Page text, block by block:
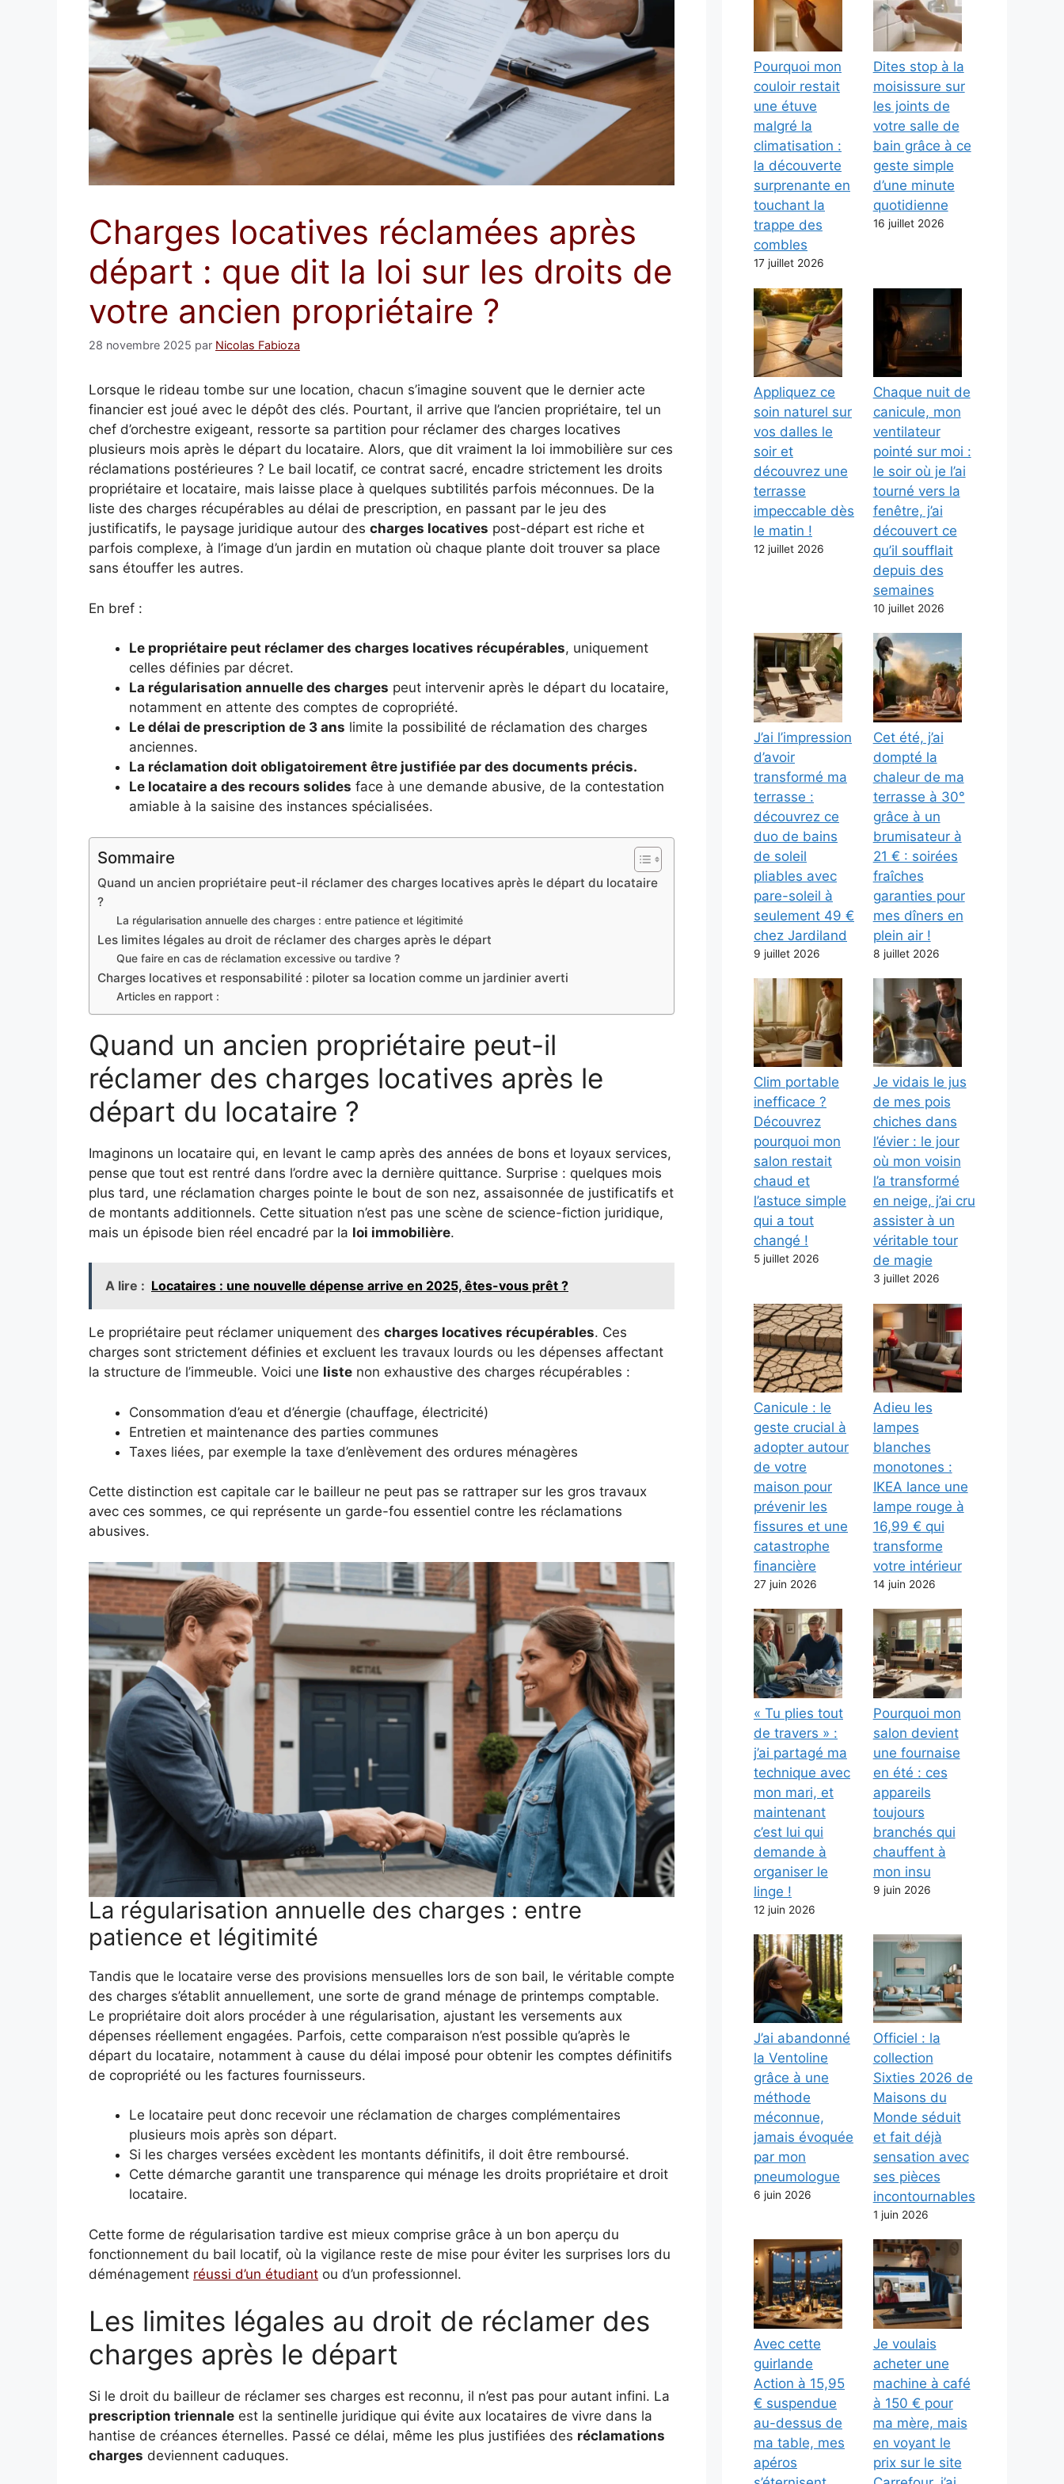
Charges locatives réclamées après
départ : que dit la loi sur les droits de
votre ancien propriétaire ?
28 novembre 2025 par Nicolas Fabioza
Lorsque le rideau tombe sur une location, chacun s’imagine souvent que le dernier acte
financier est joué avec le dépôt des clés. Pourtant, il arrive que l’ancien propriétaire, tel un
chef d’orchestre exigeant, ressorte sa partition pour réclamer des charges locatives
plusieurs mois après le départ du locataire. Alors, que dit vraiment la loi immobilière sur ces
réclamations postérieures ? Le bail locatif, ce contrat sacré, encadre strictement les droits
propriétaire et locataire, mais laisse place à quelques subtilités parfois méconnues. De la
liste des charges récupérables au délai de prescription, en passant par le jeu des
justificatifs, le paysage juridique autour des charges locatives post-départ est riche et
parfois complexe, à l’image d’un jardin en mutation où chaque plante doit trouver sa place
sans étouffer les autres.
En bref :
Le propriétaire peut réclamer des charges locatives récupérables, uniquement
celles définies par décret.
La régularisation annuelle des charges peut intervenir après le départ du locataire,
notamment en attente des comptes de copropriété.
Le délai de prescription de 3 ans limite la possibilité de réclamation des charges
anciennes.
La réclamation doit obligatoirement être justifiée par des documents précis.
Le locataire a des recours solides face à une demande abusive, de la contestation
amiable à la saisine des instances spécialisées.
Sommaire
Quand un ancien propriétaire peut-il réclamer des charges locatives après le départ du locataire
?
La régularisation annuelle des charges : entre patience et légitimité
Les limites légales au droit de réclamer des charges après le départ
Que faire en cas de réclamation excessive ou tardive ?
Charges locatives et responsabilité : piloter sa location comme un jardinier averti
Articles en rapport :
Quand un ancien propriétaire peut-il
réclamer des charges locatives après le
départ du locataire ?
Imaginons un locataire qui, en levant le camp après des années de bons et loyaux services,
pense que tout est rentré dans l’ordre avec la dernière quittance. Surprise : quelques mois
plus tard, une réclamation charges pointe le bout de son nez, assaisonnée de justificatifs et
de montants additionnels. Cette situation n’est pas une scène de science-fiction juridique,
mais un épisode bien réel encadré par la loi immobilière.
A lire : Locataires : une nouvelle dépense arrive en 2025, êtes-vous prêt ?
Le propriétaire peut réclamer uniquement des charges locatives récupérables. Ces
charges sont strictement définies et excluent les travaux lourds ou les dépenses affectant
la structure de l’immeuble. Voici une liste non exhaustive des charges récupérables :
Consommation d’eau et d’énergie (chauffage, électricité)
Entretien et maintenance des parties communes
Taxes liées, par exemple la taxe d’enlèvement des ordures ménagères
Cette distinction est capitale car le bailleur ne peut pas se rattraper sur les gros travaux
avec ces sommes, ce qui représente un garde-fou essentiel contre les réclamations
abusives.
La régularisation annuelle des charges : entre
patience et légitimité
Tandis que le locataire verse des provisions mensuelles lors de son bail, le véritable compte
des charges s’établit annuellement, une sorte de grand ménage de printemps comptable.
Le propriétaire doit alors procéder à une régularisation, ajustant les versements aux
dépenses réellement engagées. Parfois, cette comparaison n’est possible qu’après le
départ du locataire, notamment à cause du délai imposé pour obtenir les comptes définitifs
de copropriété ou les factures fournisseurs.
Le locataire peut donc recevoir une réclamation de charges complémentaires
plusieurs mois après son départ.
Si les charges versées excèdent les montants définitifs, il doit être remboursé.
Cette démarche garantit une transparence qui ménage les droits propriétaire et droit
locataire.
Cette forme de régularisation tardive est mieux comprise grâce à un bon aperçu du
fonctionnement du bail locatif, où la vigilance reste de mise pour éviter les surprises lors du
déménagement réussi d’un étudiant ou d’un professionnel.
Les limites légales au droit de réclamer des
charges après le départ
Si le droit du bailleur de réclamer ses charges est reconnu, il n’est pas pour autant infini. La
prescription triennale est la sentinelle juridique qui évite aux locataires de vivre dans la
hantise de créances éternelles. Passé ce délai, même les plus justifiées des réclamations
charges deviennent caduques.
Pourquoi mon
couloir restait
une étuve
malgré la
climatisation :
la découverte
surprenante en
touchant la
trappe des
combles
17 juillet 2026
Dites stop à la
moisissure sur
les joints de
votre salle de
bain grâce à ce
geste simple
d’une minute
quotidienne
16 juillet 2026
Appliquez ce
soin naturel sur
vos dalles le
soir et
découvrez une
terrasse
impeccable dès
le matin !
12 juillet 2026
Chaque nuit de
canicule, mon
ventilateur
pointé sur moi :
le soir où je l’ai
tourné vers la
fenêtre, j’ai
découvert ce
qu’il soufflait
depuis des
semaines
10 juillet 2026
J’ai l’impression
d’avoir
transformé ma
terrasse :
découvrez ce
duo de bains
de soleil
pliables avec
pare-soleil à
seulement 49 €
chez Jardiland
9 juillet 2026
Cet été, j’ai
dompté la
chaleur de ma
terrasse à 30°
grâce à un
brumisateur à
21 € : soirées
fraîches
garanties pour
mes dîners en
plein air !
8 juillet 2026
Clim portable
inefficace ?
Découvrez
pourquoi mon
salon restait
chaud et
l’astuce simple
qui a tout
changé !
5 juillet 2026
Je vidais le jus
de mes pois
chiches dans
l’évier : le jour
où mon voisin
l’a transformé
en neige, j’ai cru
assister à un
véritable tour
de magie
3 juillet 2026
Canicule : le
geste crucial à
adopter autour
de votre
maison pour
prévenir les
fissures et une
catastrophe
financière
27 juin 2026
Adieu les
lampes
blanches
monotones :
IKEA lance une
lampe rouge à
16,99 € qui
transforme
votre intérieur
14 juin 2026
« Tu plies tout
de travers » :
j’ai partagé ma
technique avec
mon mari, et
maintenant
c’est lui qui
demande à
organiser le
linge !
12 juin 2026
Pourquoi mon
salon devient
une fournaise
en été : ces
appareils
toujours
branchés qui
chauffent à
mon insu
9 juin 2026
J’ai abandonné
la Ventoline
grâce à une
méthode
méconnue,
jamais évoquée
par mon
pneumologue
6 juin 2026
Officiel : la
collection
Sixties 2026 de
Maisons du
Monde séduit
et fait déjà
sensation avec
ses pièces
incontournables
1 juin 2026
Avec cette
guirlande
Action à 15,95
€ suspendue
au-dessus de
ma table, mes
apéros
Je voulais
acheter une
machine à café
à 150 € pour
ma mère, mais
en voyant le
prix sur le site